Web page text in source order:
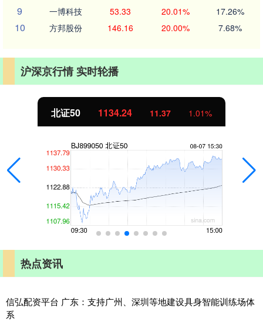
9 一博科技 53.33 20.01% 17.26%
10 方邦股份 146.16 20.00% 7.68%
沪深京行情 实时轮播
北证50 1134.24 11.37 1.01%
热点资讯
信弘配资平台 广东：支持广州、深圳等地建设具身智能训练场体
系